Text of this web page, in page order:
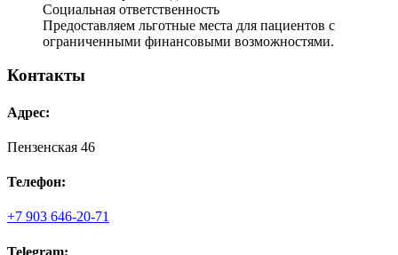
Социальная ответственность
Предоставляем льготные места для пациентов с
ограниченными финансовыми возможностями.
Контакты
Адрес:
Пензенская 46
Телефон:
+7 903 646-20-71
Telegram: